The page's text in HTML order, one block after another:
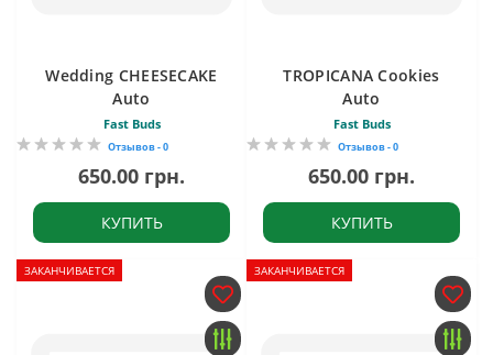
Wedding CHEESECAKE
Auto
Fast Buds
Отзывов - 0
650.00 грн.
КУПИТЬ
TROPICANA Cookies
Auto
Fast Buds
Отзывов - 0
650.00 грн.
КУПИТЬ
ЗАКАНЧИВАЕТСЯ ЗАКАНЧИВАЕТСЯ